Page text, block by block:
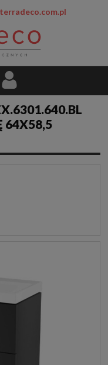
64X58,5